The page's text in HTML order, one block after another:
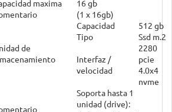
maxima
16 gb
(1 x 16gb)
de
Capacidad
512 gb
Tipo
Ssd m.2
Interfaz /
velocidad
2280
pcie
4.0x4
nvme
Soporta hasta 1
unidad (drive):